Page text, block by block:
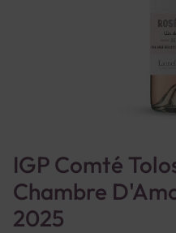
IGP Comté
Chambre
2025